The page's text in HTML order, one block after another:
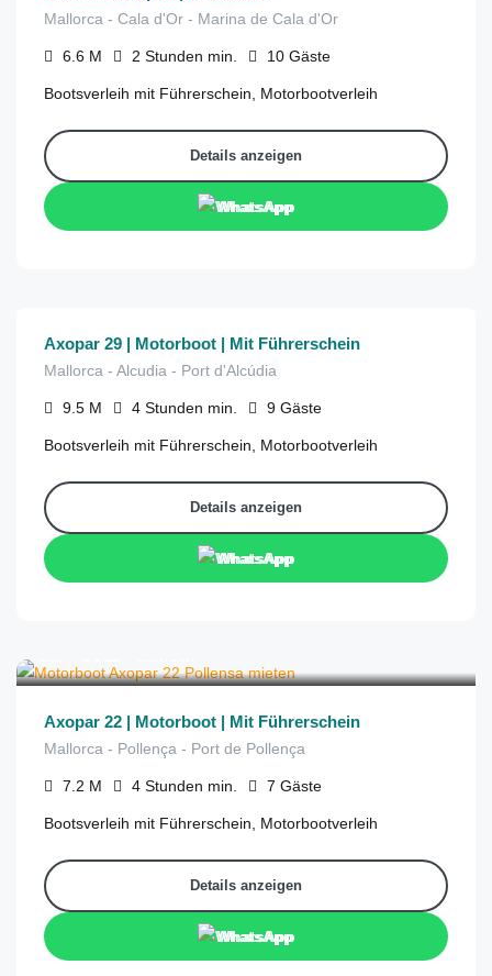
Mallorca - Cala d'Or - Marina de Cala d'Or
6.6 M 2 Stunden min. 10 Gäste
Bootsverleih mit Führerschein, Motorbootverleih
Details anzeigen
WhatsApp
Axopar 29 | Motorboot | Mit Führerschein
Mallorca - Alcudia - Port d'Alcúdia
9.5 M 4 Stunden min. 9 Gäste
Bootsverleih mit Führerschein, Motorbootverleih
Details anzeigen
WhatsApp
Axopar 22 | Motorboot | Mit Führerschein
Mallorca - Pollença - Port de Pollença
7.2 M 4 Stunden min. 7 Gäste
Bootsverleih mit Führerschein, Motorbootverleih
Details anzeigen
WhatsApp